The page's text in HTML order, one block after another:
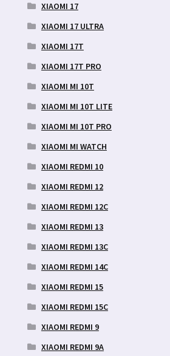
XIAOMI 17
XIAOMI 17 ULTRA
XIAOMI 17T
XIAOMI 17T PRO
XIAOMI MI 10T
XIAOMI MI 10T LITE
XIAOMI MI 10T PRO
XIAOMI MI WATCH
XIAOMI REDMI 10
XIAOMI REDMI 12
XIAOMI REDMI 12C
XIAOMI REDMI 13
XIAOMI REDMI 13C
XIAOMI REDMI 14C
XIAOMI REDMI 15
XIAOMI REDMI 15C
XIAOMI REDMI 9
XIAOMI REDMI 9A